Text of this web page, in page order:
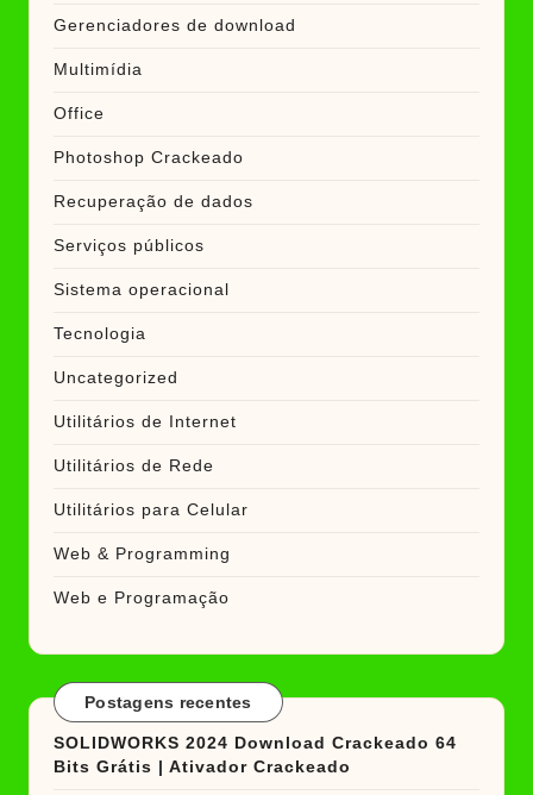
Gerenciadores de download
Multimídia
Office
Photoshop Crackeado
Recuperação de dados
Serviços públicos
Sistema operacional
Tecnologia
Uncategorized
Utilitários de Internet
Utilitários de Rede
Utilitários para Celular
Web & Programming
Web e Programação
Postagens recentes
SOLIDWORKS 2024 Download Crackeado 64
Bits Grátis | Ativador Crackeado